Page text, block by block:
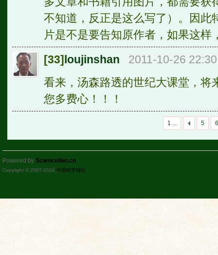
不知道，反正是这么写了）。因此
片是不是要告知原作者，如果这样
[33]loujinshan
2011-10-26 22:30
看来，汤森路透的世纪大课堂，将
您多费心！！！
1 ... 5 6
Powered by ScienceNet.cn
Copyright © 2007-2026 中国科学报社